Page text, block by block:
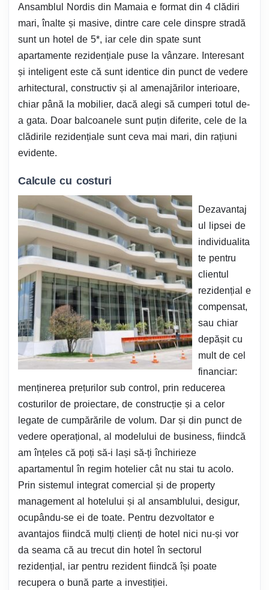
Ansamblul Nordis din Mamaia e format din 4 clădiri
mari, înalte și masive, dintre care cele dinspre stradă
sunt un hotel de 5*, iar cele din spate sunt
apartamente rezidențiale puse la vânzare. Interesant
și inteligent este că sunt identice din punct de vedere
arhitectural, constructiv și al amenajărilor interioare,
chiar până la mobilier, dacă alegi să cumperi totul de-
a gata. Doar balcoanele sunt puțin diferite, cele de la
clădirile rezidențiale sunt ceva mai mari, din rațiuni
evidente.
Calcule cu costuri
Dezavantaj
ul lipsei de
individualita
te pentru
clientul
rezidențial e
compensat,
sau chiar
depășit cu
mult de cel
financiar:
menținerea prețurilor sub control, prin reducerea
costurilor de proiectare, de construcție și a celor
legate de cumpărările de volum. Dar și din punct de
vedere operațional, al modelului de business, fiindcă
am înțeles că poți să-i lași să-ți închirieze
apartamentul în regim hotelier cât nu stai tu acolo.
Prin sistemul integrat comercial și de property
management al hotelului și al ansamblului, desigur,
ocupându-se ei de toate. Pentru dezvoltator e
avantajos fiindcă mulți clienți de hotel nici nu-și vor
da seama că au trecut din hotel în sectorul
rezidențial, iar pentru rezident fiindcă își poate
recupera o bună parte a investiției.